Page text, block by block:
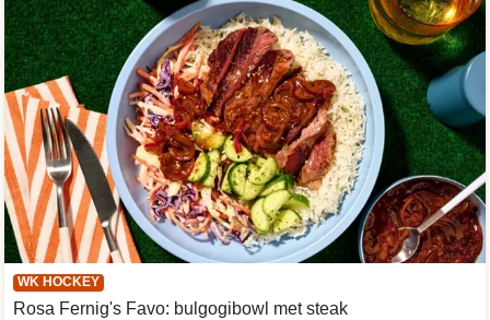
WK HOCKEY
Rosa Fernig's Favo: bulgogibowl met steak